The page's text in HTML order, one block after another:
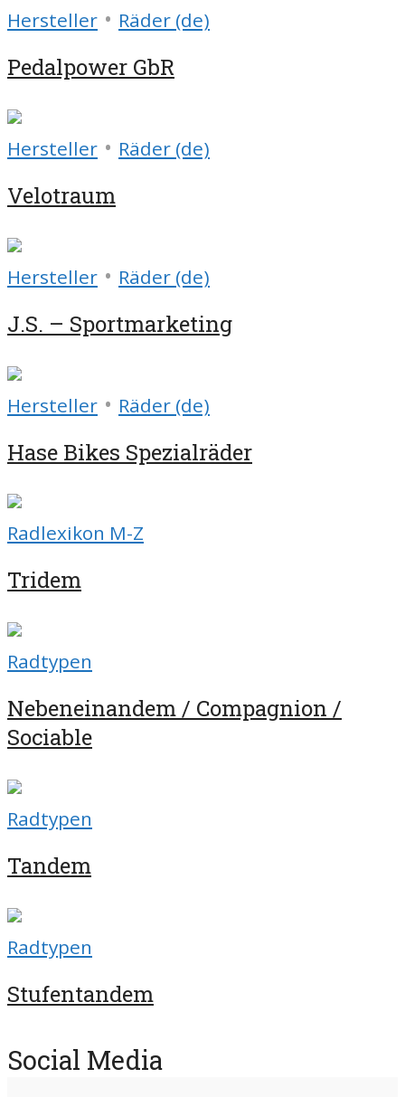
Hersteller • Räder (de)
Pedalpower GbR
Hersteller • Räder (de)
Velotraum
Hersteller • Räder (de)
J.S. – Sportmarketing
Hersteller • Räder (de)
Hase Bikes Spezialräder
Radlexikon M-Z
Tridem
Radtypen
Nebeneinandem / Compagnion /
Sociable
Radtypen
Tandem
Radtypen
Stufentandem
Social Media